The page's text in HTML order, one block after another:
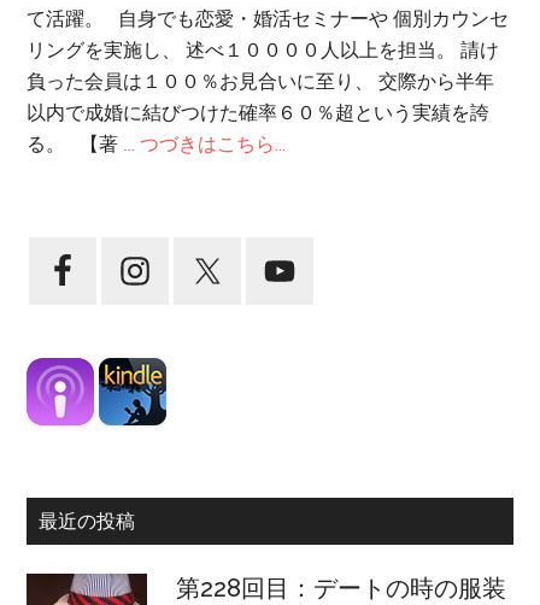
て活躍。 自身でも恋愛・婚活セミナーや 個別カウンセ
リングを実施し、 述べ１００００人以上を担当。 請け
負った会員は１００％お見合いに至り、 交際から半年
以内で成婚に結びつけた確率６０％超という実績を誇
る。 【著 …つづきはこちら...
最近の投稿
第228回目：デートの時の服装